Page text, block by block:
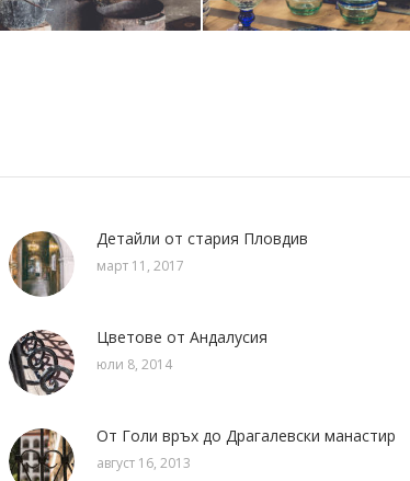
Детайли от стария Пловдив
март 11, 2017
Цветове от Андалусия
юли 8, 2014
От Голи връх до Драгалевски манастир
август 16, 2013